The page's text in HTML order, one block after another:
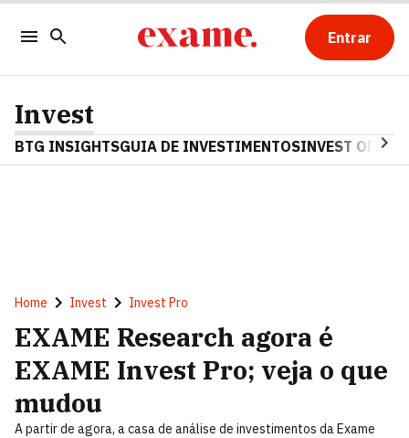
Entrar
Invest
BTG INSIGHTSGUIA DE INVESTIMENTOSINVEST OPINA
Home Invest Invest Pro
EXAME Research agora é
EXAME Invest Pro; veja o que
mudou
A partir de agora, a casa de análise de investimentos da Exame